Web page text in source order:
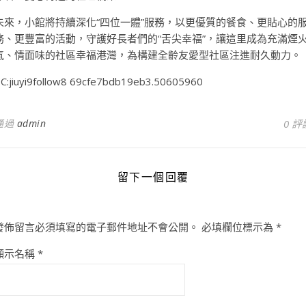
來，小館將持續深化“四位一體”服務，以更優質的餐食、更貼心的
、更豐富的活動，守護好長者們的“舌尖幸福”，讓這里成為充滿煙
、情面味的社區幸福港灣，為構建全齡友愛型社區注進耐久動力。
69cfe7bdb19eb3.50605960
過 admin 0 評
留下一個回覆
佈留言必須填寫的電子郵件地址不會公開。 必填欄位標示為 *
示名稱 *